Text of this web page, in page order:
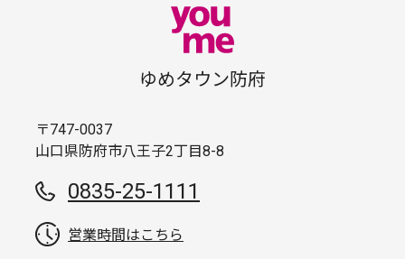
ゆめタウン防府
〒747-0037
山口県防府市八王子2丁目8-8
0835-25-1111
営業時間はこちら